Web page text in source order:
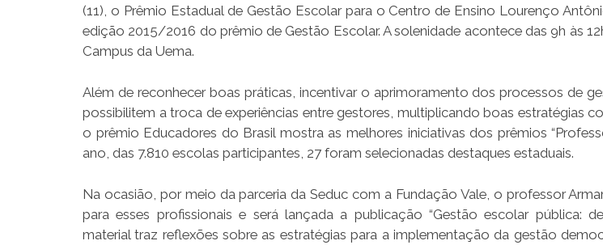
(11), o Prêmio Estadual de Gestão Escolar para o Centro de Ensino Lourenço
edição 2015/2016 do prêmio de Gestão Escolar. A solenidade acontece das 9h às
Campus da Uema.
Além de reconhecer boas práticas, incentivar o aprimoramento dos processos de
possibilitem a troca de experiências entre gestores, multiplicando boas estratégias
o prêmio Educadores do Brasil mostra as melhores iniciativas dos prêmios
ano, das 7.810 escolas participantes, 27 foram selecionadas destaques estaduais.
Na ocasião, por meio da parceria da Seduc com a Fundação Vale, o professor
para esses profissionais e será lançada a publicação “Gestão escolar pública:
material traz reflexões sobre as estratégias para a implementação da gestão